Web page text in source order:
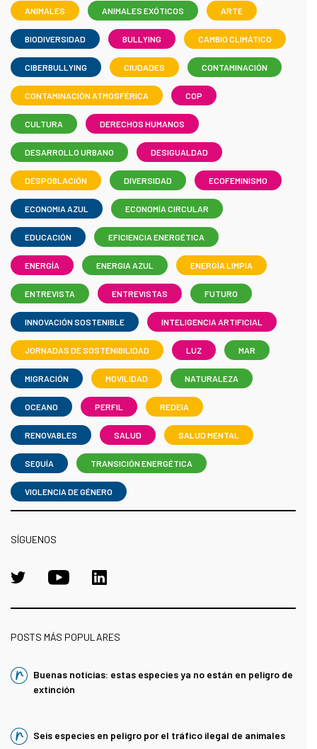
ANIMALES ANIMALES EXÓTICOS ARTE
BIODIVERSIDAD BULLYING CAMBIO CLIMÁTICO
CIBERBULLYING CIUDADES CONTAMINACIÓN
CONTAMINACIÓN ATMOSFÉRICA COP
CULTURA DERECHOS HUMANOS
DESARROLLO URBANO DESIGUALDAD
DESPOBLACIÓN DIVERSIDAD ECOFEMINISMO
ECONOMIA AZUL ECONOMÍA CIRCULAR
EDUCACIÓN EFICIENCIA ENERGÉTICA
ENERGÍA ENERGIA AZUL ENERGÍA LIMPIA
ENTREVISTA ENTREVISTAS FUTURO
INNOVACIÓN SOSTENIBLE INTELIGENCIA ARTIFICIAL
JORNADAS DE SOSTENIBILIDAD LUZ MAR
MIGRACIÓN MOVILIDAD NATURALEZA
OCEANO PERFIL REDEIA
RENOVABLES SALUD SALUD MENTAL
SEQUÍA TRANSICIÓN ENERGÉTICA
VIOLENCIA DE GÉNERO
SÍGUENOS
POSTS MÁS POPULARES
Buenas noticias: estas especies ya no están en peligro de
extinción
Seis especies en peligro por el tráfico ilegal de animales